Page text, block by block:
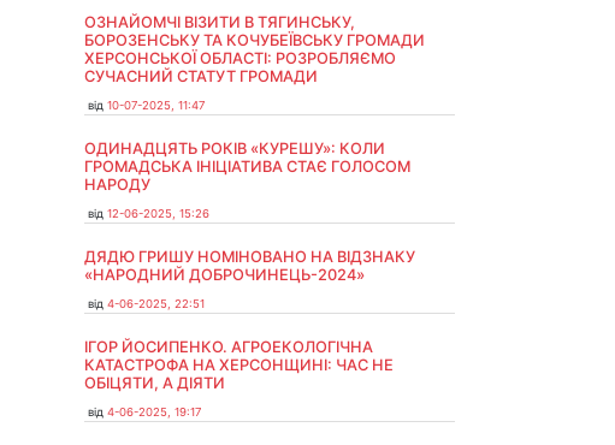
ОЗНАЙОМЧІ ВІЗИТИ В ТЯГИНСЬКУ,
БОРОЗЕНСЬКУ ТА КОЧУБЕЇВСЬКУ ГРОМАДИ
ХЕРСОНСЬКОЇ ОБЛАСТІ: РОЗРОБЛЯЄМО
СУЧАСНИЙ СТАТУТ ГРОМАДИ
від 10-07-2025, 11:47
ОДИНАДЦЯТЬ РОКІВ «КУРЕШУ»: КОЛИ
ГРОМАДСЬКА ІНІЦІАТИВА СТАЄ ГОЛОСОМ
НАРОДУ
від 12-06-2025, 15:26
ДЯДЮ ГРИШУ НОМІНОВАНО НА ВІДЗНАКУ
«НАРОДНИЙ ДОБРОЧИНЕЦЬ-2024»
від 4-06-2025, 22:51
ІГОР ЙОСИПЕНКО. АГРОЕКОЛОГІЧНА
КАТАСТРОФА НА ХЕРСОНЩИНІ: ЧАС НЕ
ОБІЦЯТИ, А ДІЯТИ
від 4-06-2025, 19:17